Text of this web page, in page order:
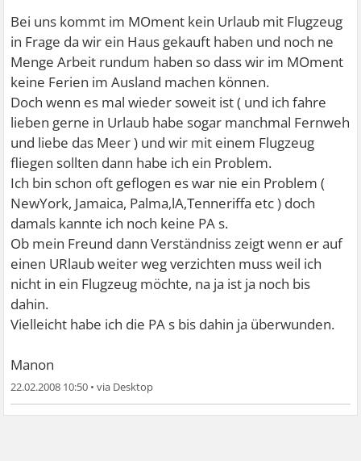
Bei uns kommt im MOment kein Urlaub mit Flugzeug
in Frage da wir ein Haus gekauft haben und noch ne
Menge Arbeit rundum haben so dass wir im MOment
keine Ferien im Ausland machen können.
Doch wenn es mal wieder soweit ist ( und ich fahre
lieben gerne in Urlaub habe sogar manchmal Fernweh
und liebe das Meer ) und wir mit einem Flugzeug
fliegen sollten dann habe ich ein Problem.
Ich bin schon oft geflogen es war nie ein Problem (
NewYork, Jamaica, Palma,lA,Tenneriffa etc ) doch
damals kannte ich noch keine PA s.
Ob mein Freund dann Verständniss zeigt wenn er auf
einen URlaub weiter weg verzichten muss weil ich
nicht in ein Flugzeug möchte, na ja ist ja noch bis
dahin.
Vielleicht habe ich die PA s bis dahin ja überwunden.
Manon
22.02.2008 10:50 •